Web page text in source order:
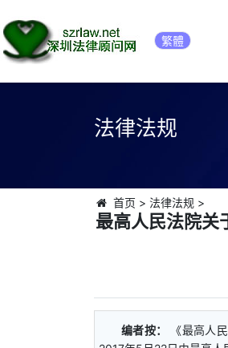
繁體
法律法规
首页 > 法律法规 >
最高人民法院关
编者按：
《最高人